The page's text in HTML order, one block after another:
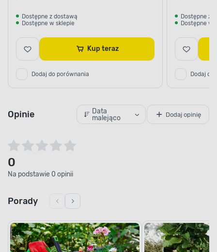
Dostępne z dostawą
Dostępne w sklepie
Kup teraz
Dodaj do porównania
Dostępne z
Dostępne w
Dodaj do
Opinie
Data
malejąco
Dodaj opinię
0
Na podstawie 0 opinii
Porady